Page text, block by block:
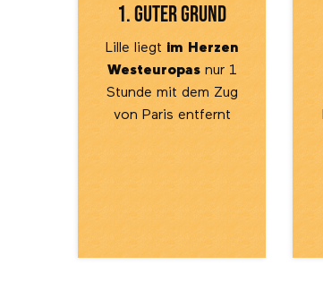
1. guter Grund
Lille liegt im Herzen
Westeuropasnur 1
Stunde mit dem Zug
von Paris entfernt